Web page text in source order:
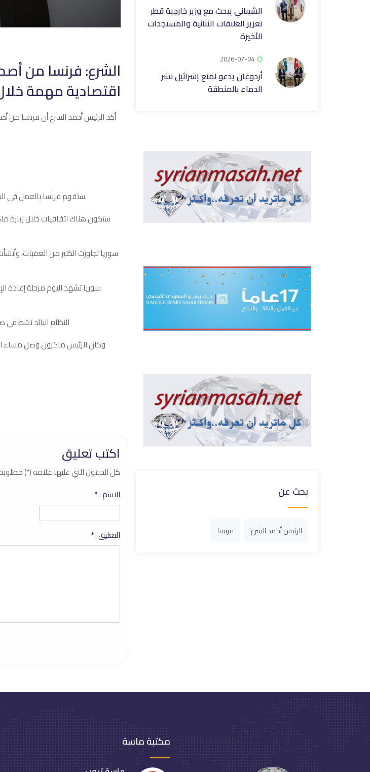
الشرع: فرنسا من
اقتصادية مهمة
أكد الرئيس أحمد الشرع أن فرنسا من
‎.‎ -ستقوم فرنسا بالعمل في البنية التحتية والقطاع ‏المالي، وهناك الكثير من القطاعات التي تستطيع ‏فرنسا العمل بها‎.‎
-النظام البائد نشط
اكتب تعليق
كل الحقول التي عليها علامة (*) مطلوبة
الاسم :*
التعليق :*
الشيباني يبحث مع وزير خارجية قطر
تعزيز العلاقات الثنائية والمستجدات
الأخيرة
2026-07-04
أردوغان يدعو لمنع إسرائيل نشر
الدماء بالمنطقة
بحث عن
الرئيس أحمد الشرع فرنسا
مكتبة ماسة